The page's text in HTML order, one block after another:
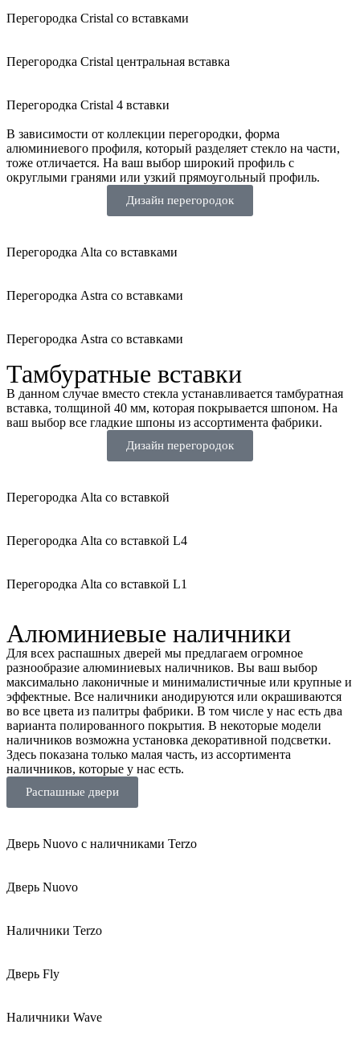
Перегородка Cristal со вставками
Перегородка Cristal центральная вставка
Перегородка Cristal 4 вставки
В зависимости от коллекции перегородки, форма
алюминиевого профиля, который разделяет стекло на части,
тоже отличается. На ваш выбор широкий профиль с
округлыми гранями или узкий прямоугольный профиль.
Дизайн перегородок
Перегородка Alta со вставками
Перегородка Astra со вставками
Перегородка Astra со вставками
Тамбуратные вставки
В данном случае вместо стекла устанавливается тамбуратная
вставка, толщиной 40 мм, которая покрывается шпоном. На
ваш выбор все гладкие шпоны из ассортимента фабрики.
Дизайн перегородок
Перегородка Alta со вставкой
Перегородка Alta со вставкой L4
Перегородка Alta со вставкой L1
Алюминиевые наличники
Для всех распашных дверей мы предлагаем огромное
разнообразие алюминиевых наличников. Вы ваш выбор
максимально лаконичные и минималистичные или крупные и
эффектные. Все наличники анодируются или окрашиваются
во все цвета из палитры фабрики. В том числе у нас есть два
варианта полированного покрытия. В некоторые модели
наличников возможна установка декоративной подсветки.
Здесь показана только малая часть, из ассортимента
наличников, которые у нас есть.
Распашные двери
Дверь Nuovo с наличниками Terzo
Дверь Nuovo
Наличники Terzo
Дверь Fly
Наличники Wave